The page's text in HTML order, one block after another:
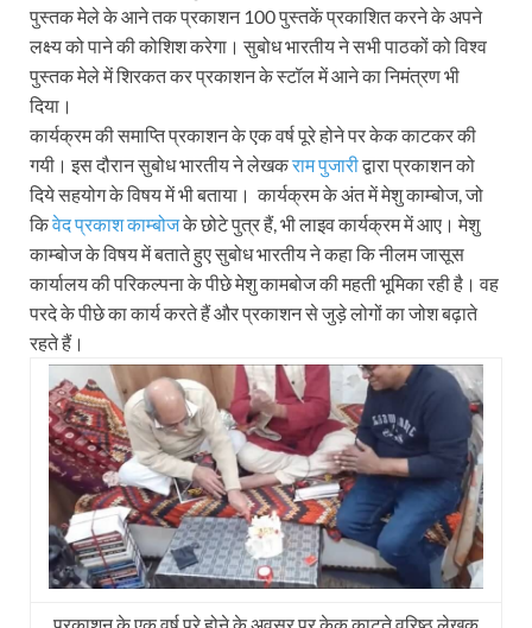
पुस्तक मेले के आने तक प्रकाशन 100 पुस्तकें प्रकाशित करने के अपने
लक्ष्य को पाने की कोशिश करेगा। सुबोध भारतीय ने सभी पाठकों को विश्व
पुस्तक मेले में शिरकत कर प्रकाशन के स्टॉल में आने का निमंत्रण भी
दिया।
कार्यक्रम की समाप्ति प्रकाशन के एक वर्ष पूरे होने पर केक काटकर की
गयी। इस दौरान सुबोध भारतीय ने लेखकराम पुजारीद्वारा प्रकाशन को
दिये सहयोग के विषय में भी बताया। कार्यक्रम के अंत में मेशु काम्बोज, जो
किवेद प्रकाश काम्बोजके छोटे पुत्र हैं, भी लाइव कार्यक्रम में आए। मेशु
काम्बोज के विषय में बताते हुए सुबोध भारतीय ने कहा कि नीलम जासूस
कार्यालय की परिकल्पना के पीछे मेशु कामबोज की महती भूमिका रही है। वह
परदे के पीछे का कार्य करते हैं और प्रकाशन से जुड़े लोगों का जोश बढ़ाते
रहते हैं।